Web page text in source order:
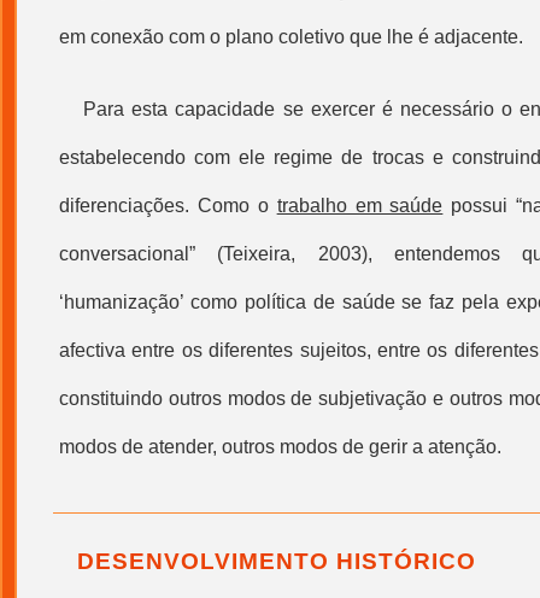
em conexão com o plano coletivo que lhe é adjacente.
Para esta capacidade se exercer é necessário o
estabelecendo com ele regime de trocas e
diferenciações. Como o trabalho em saúde possui
conversacional” (Teixeira, 2003),
‘humanização’ como política de saúde se faz pela
afectiva entre os diferentes sujeitos, entre os
constituindo outros modos de subjetivação e outros
modos de atender, outros modos de gerir a atenção.
DESENVOLVIMENTO HISTÓRICO